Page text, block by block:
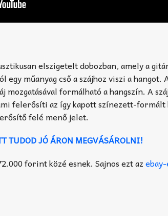
elszigetelt dobozban, amely a
egy műanyag cső a szájhoz viszi a hangot.
mozgatásával formálható a hangszín. A
felerősíti az így kapott színezett-formált
felé menő jelet.
TUDOD JÓ ÁRON MEGVÁSÁROLNI!
forint közé esnek. Sajnos ezt az